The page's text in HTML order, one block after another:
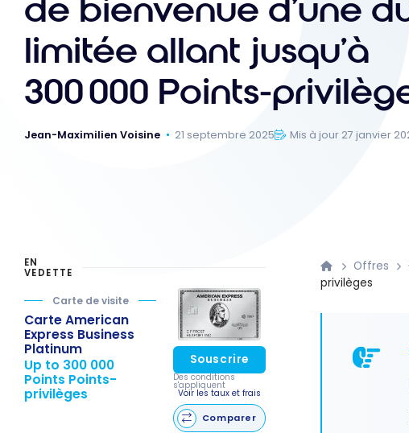
de bienvenue d’une
limitée allant jusqu’à
300 000 Points-
Jean-Maximilien Voisine 21 septembre 2025 Mis à jour 27 janvier
Offres
privilèges
EN
VEDETTE
Carte de visite
Carte American
Express Business
Platinum
Up to 300 000
Points Points-
privilèges
Souscrire
Des conditions
s'appliquent
Voir les taux et frais
Comparer